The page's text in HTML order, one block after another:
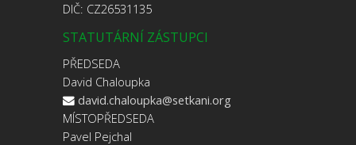
DIČ: CZ26531135
STATUTÁRNÍ ZÁSTUPCI
PŘEDSEDA
David Chaloupka
david.chaloupka@setkani.org
MÍSTOPŘEDSEDA
Pavel Pejchal